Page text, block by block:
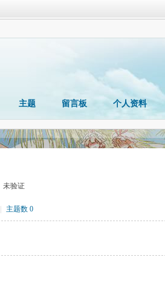
主题 留言板 个人资料
未验证
主题数 0